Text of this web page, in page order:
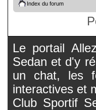
Index du forum
Le portail
Sedan et d'y
un chat, les
interactives et
Club Sportif